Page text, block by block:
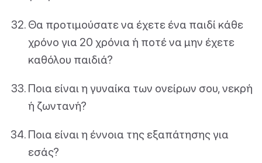
Θα προτιμούσατε να έχετε ένα παιδί κάθε
χρόνο για 20 χρόνια ή ποτέ να μην έχετε
καθόλου παιδιά?
Ποια είναι η γυναίκα των ονείρων σου, νεκρή
ή ζωντανή?
Ποια είναι η έννοια της εξαπάτησης για
εσάς?